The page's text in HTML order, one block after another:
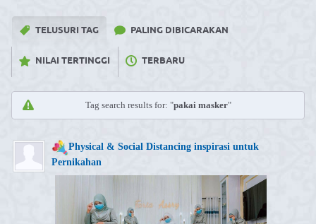
TELUSURI TAG PALING DIBICARAKAN
NILAI TERTINGGI TERBARU
Tag search results for: "pakai masker"
Physical & Social Distancing inspirasi untuk
Pernikahan